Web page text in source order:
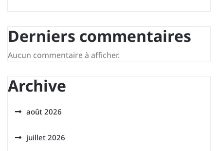
Derniers commentaires
Aucun commentaire à afficher.
Archive
août 2026
juillet 2026